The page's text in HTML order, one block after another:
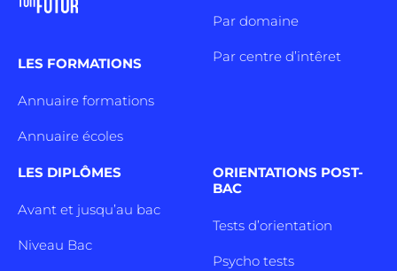
LES FORMATIONS
Annuaire formations
Annuaire écoles
Par domaine
Par centre d’intêret
LES DIPLÔMES
Avant et jusqu’au bac
Niveau Bac
ORIENTATIONS POST-
BAC
Tests d’orientation
Psycho tests